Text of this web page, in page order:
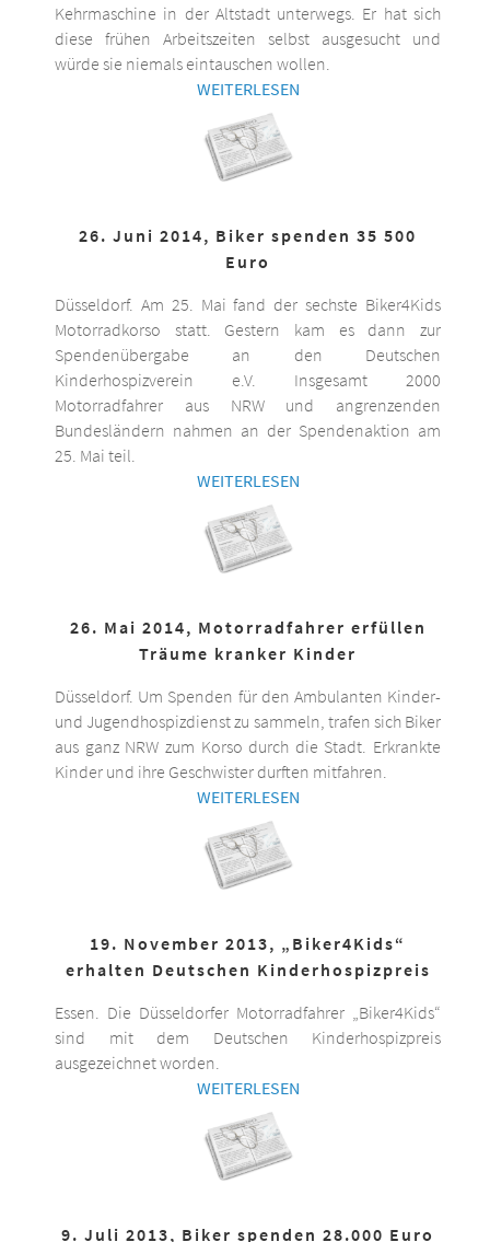
Kehrmaschine in der Altstadt unterwegs. Er hat sich
diese frühen Arbeitszeiten selbst ausgesucht und
würde sie niemals eintauschen wollen.
WEITERLESEN
26. Juni 2014, Biker spenden 35 500
Euro
Düsseldorf. Am 25. Mai fand der sechste Biker4Kids
Motorradkorso statt. Gestern kam es dann zur
Spendenübergabe an den Deutschen
Kinderhospizverein e.V. Insgesamt 2000
Motorradfahrer aus NRW und angrenzenden
Bundesländern nahmen an der Spendenaktion am
25. Mai teil.
WEITERLESEN
26. Mai 2014, Motorradfahrer erfüllen
Träume kranker Kinder
Düsseldorf. Um Spenden für den Ambulanten Kinder-
und Jugendhospizdienst zu sammeln, trafen sich Biker
aus ganz NRW zum Korso durch die Stadt. Erkrankte
Kinder und ihre Geschwister durften mitfahren.
WEITERLESEN
19. November 2013, „Biker4Kids“
erhalten Deutschen Kinderhospizpreis
Essen. Die Düsseldorfer Motorradfahrer „Biker4Kids“
sind mit dem Deutschen Kinderhospizpreis
ausgezeichnet worden.
WEITERLESEN
9. Juli 2013, Biker spenden 28.000 Euro